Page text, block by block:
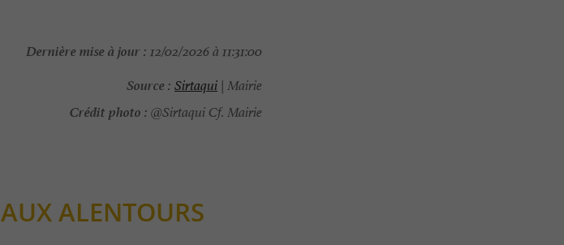
Dernière mise à jour : 12/02/2026 à 11:31:00
Source : Sirtaqui| Mairie
Crédit photo : @Sirtaqui Cf. Mairie
AUX ALENTOURS